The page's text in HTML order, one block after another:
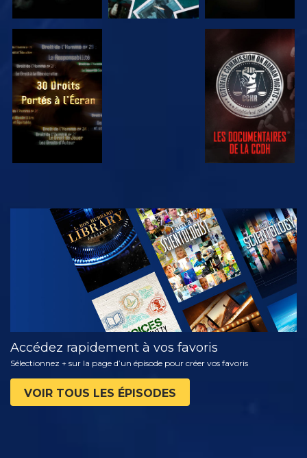
REGARDER REGARDER
REGARDER
DÉCOUVRIR
LES SÉRIES
Accédez rapidement à vos favoris
Sélectionnez + sur la page d’un épisode pour créer vos favoris
VOIR TOUS LES ÉPISODES